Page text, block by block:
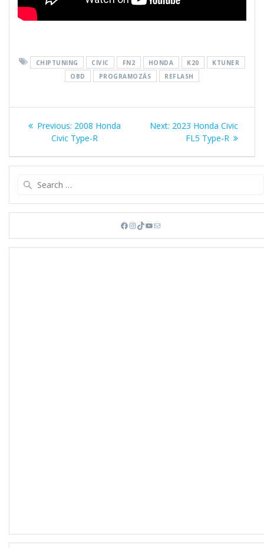
CHIPTUNING CIVIC FN2 HONDA K20
KTUNER
OBD
PROGRAMOZÁS REFLASH
Bejegyzés
navigáció
Previous: Previous
post:
2008 Honda
Civic Type-R
Next: Next
post:
2023 Honda Civic
FL5 Type-R
Facebook
Instagram
TikTok
YouTube
Mail